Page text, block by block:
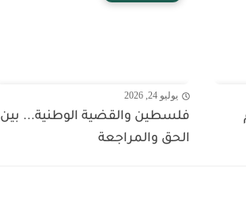
يوليو 24, 2026
فلسطين والقضية الوطنية... بين
الحق والمراجعة